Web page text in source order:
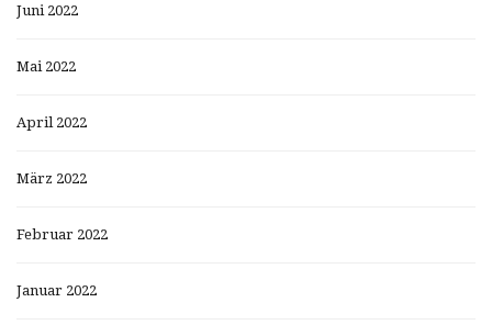
Juni 2022
Mai 2022
April 2022
März 2022
Februar 2022
Januar 2022